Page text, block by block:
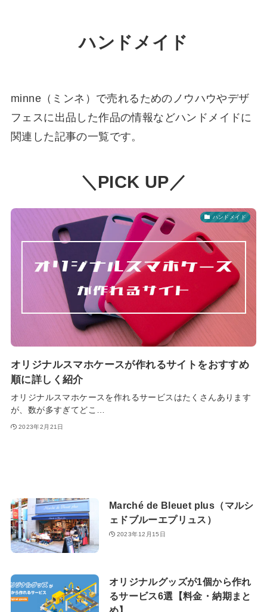
ハンドメイド
minne（ミンネ）で売れるためのノウハウやデザ
フェスに出品した作品の情報などハンドメイドに
関連した記事の一覧です。
＼PICK UP／
ハンドメイド
オリジナルスマホケースが作れるサイトをおすすめ
順に詳しく紹介
オリジナルスマホケースを作れるサービスはたくさんあります
が、数が多すぎてどこ…
2023年2月21日
Marché de Bleuet plus（マルシ
ェドブルーエプリュス）
2023年12月15日
オリジナルグッズが1個から作れ
るサービス6選【料金・納期まと